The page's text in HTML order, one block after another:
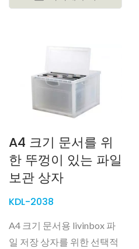
A4 크기 문서를 위
한 뚜껑이 있는 파일
보관 상자
KDL-2038
A4 크기 문서용 livinbox 파
일 저장 상자를 위한 선택적